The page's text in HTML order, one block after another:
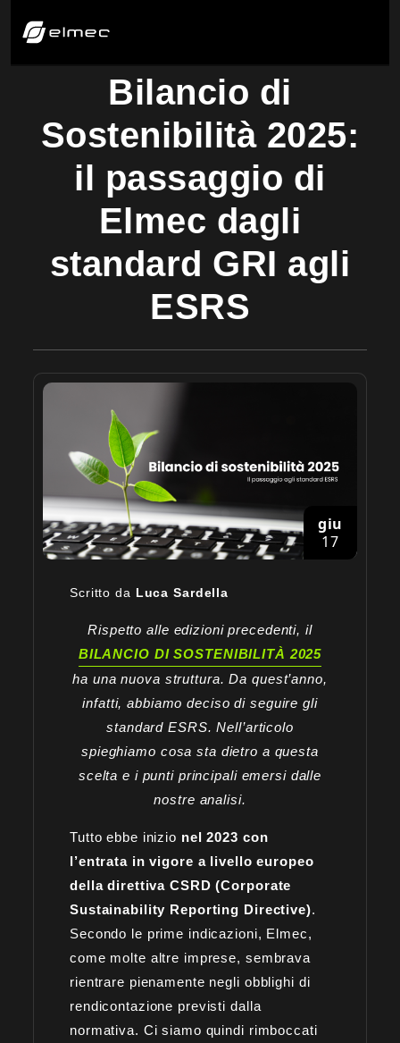
Bilancio di
Sostenibilità 2025:
il passaggio di
Elmec dagli
standard GRI agli
ESRS
giu
17
Scritto da Luca Sardella
Rispetto alle edizioni precedenti, il
BILANCIO DI SOSTENIBILITÀ 2025
ha una nuova struttura. Da quest’anno,
infatti, abbiamo deciso di seguire gli
standard ESRS. Nell’articolo
spieghiamo cosa sta dietro a questa
scelta e i punti principali emersi dalle
nostre analisi.
Tutto ebbe inizio nel 2023 con
l’entrata in vigore a livello europeo
della direttiva CSRD (Corporate
Sustainability Reporting Directive).
Secondo le prime indicazioni, Elmec,
come molte altre imprese, sembrava
rientrare pienamente negli obblighi di
rendicontazione previsti dalla
normativa. Ci siamo quindi rimboccati